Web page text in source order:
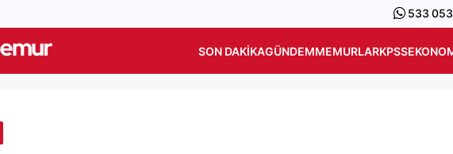
533
SON DAKIKAGÜNDEMMEMURLARKPSS